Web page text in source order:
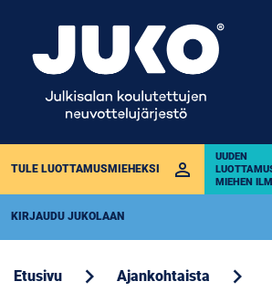
TULE LUOTTAMUSMIEHEKSI perm_identity
UUDEN
MIEHEN
KIRJAUDU JUKOLAAN
Etusivu chevron_right Ajankohtaista chevron_right